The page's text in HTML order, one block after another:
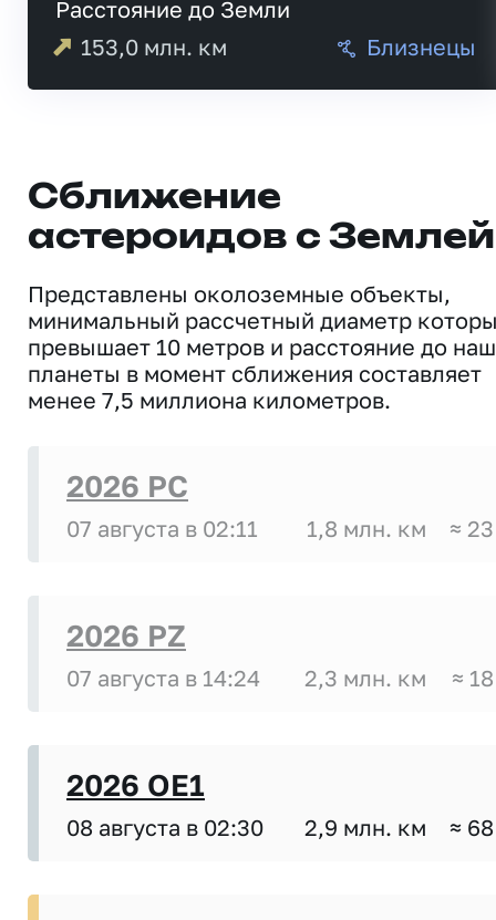
Расстояние до Земли
153,0 млн. км Близнецы
Сближение
астероидов с Землей
Представлены околоземные объекты,
минимальный рассчетный диаметр
превышает 10 метров и расстояние до
планеты в момент сближения составляет
менее 7,5 миллиона километров.
2026 PC
07 августа в 02:11 1,8 млн. км ≈
2026 PZ
07 августа в 14:24 2,3 млн. км ≈
2026 OE1
08 августа в 02:30 2,9 млн. км ≈